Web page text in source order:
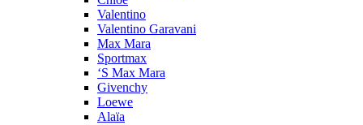
Valentino
Valentino Garavani
Max Mara
Sportmax
‘S Max Mara
Givenchy
Loewe
Alaïa